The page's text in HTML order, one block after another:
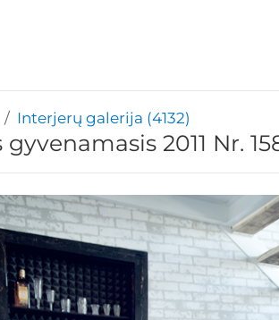
Interjerų galerija (4132)
2011 Nr.